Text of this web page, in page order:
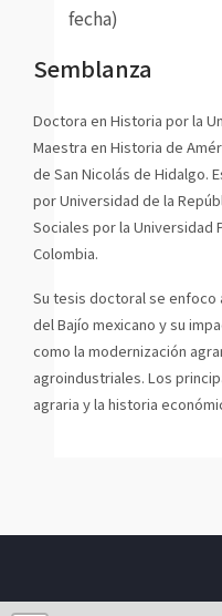
fecha)
Semblanza
Doctora en Historia por la
Maestra en Historia de
de San Nicolás de Hidalgo.
por Universidad de la
Sociales por la Universidad
Colombia.
Su tesis doctoral se enfoco
del Bajío mexicano y su
como la modernización
agroindustriales. Los
agraria y la historia